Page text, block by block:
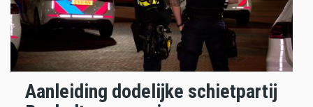
Aanleiding dodelijke schietpartij